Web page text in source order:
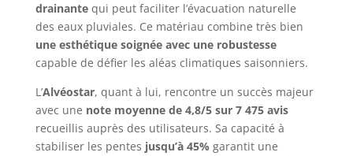
drainantequi peut faciliter l’évacuation naturelle
des eaux pluviales. Ce matériau combine très bien
une esthétique soignée avec une robustesse
capable de défier les aléas climatiques saisonniers.
L’Alvéostar, quant à lui, rencontre un succès majeur
avec une note moyenne de 4,8/5 sur 7 475 avis
recueillis auprès des utilisateurs. Sa capacité à
stabiliser les pentes jusqu’à 45% garantit une